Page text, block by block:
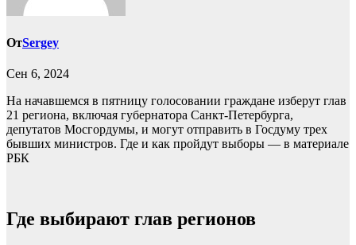
ОтSergey
Сен 6, 2024
На начавшемся в пятницу голосовании граждане изберут глав
21 региона, включая губернатора Санкт-Петербурга,
депутатов Мосгордумы, и могут отправить в Госдуму трех
бывших министров. Где и как пройдут выборы — в материале
РБК
Где выбирают глав регионов